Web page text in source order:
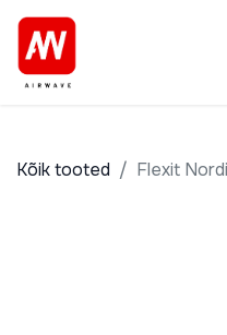
Kõik tooted Flexit